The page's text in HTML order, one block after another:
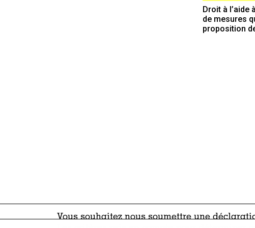
Droit à l’aide
de mesures
proposition
Vous souhaitez nous soumettre une